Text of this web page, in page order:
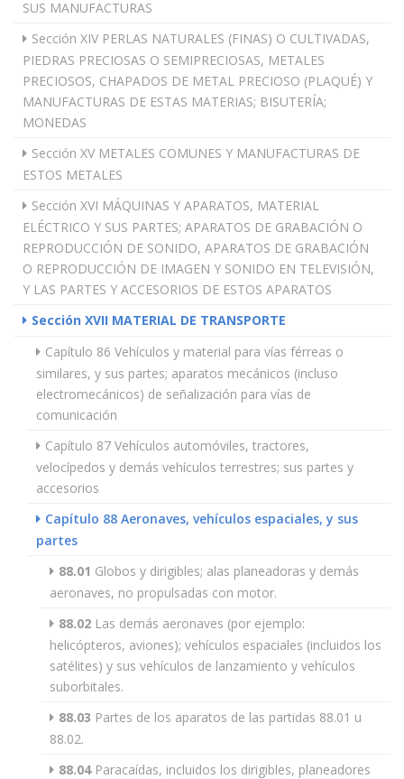
SUS MANUFACTURAS
Sección XIV PERLAS NATURALES (FINAS) O CULTIVADAS,
PIEDRAS PRECIOSAS O SEMIPRECIOSAS, METALES
PRECIOSOS, CHAPADOS DE METAL PRECIOSO (PLAQUÉ) Y
MANUFACTURAS DE ESTAS MATERIAS; BISUTERÍA;
MONEDAS
Sección XV METALES COMUNES Y MANUFACTURAS DE
ESTOS METALES
Sección XVI MÁQUINAS Y APARATOS, MATERIAL
ELÉCTRICO Y SUS PARTES; APARATOS DE GRABACIÓN O
REPRODUCCIÓN DE SONIDO, APARATOS DE GRABACIÓN
O REPRODUCCIÓN DE IMAGEN Y SONIDO EN TELEVISIÓN,
Y LAS PARTES Y ACCESORIOS DE ESTOS APARATOS
Sección XVII MATERIAL DE TRANSPORTE
Capítulo 86 Vehículos y material para vías férreas o
similares, y sus partes; aparatos mecánicos (incluso
electromecánicos) de señalización para vías de
comunicación
Capítulo 87 Vehículos automóviles, tractores,
velocípedos y demás vehículos terrestres; sus partes y
accesorios
Capítulo 88 Aeronaves, vehículos espaciales, y sus
partes
88.01 Globos y dirigibles; alas planeadoras y demás
aeronaves, no propulsadas con motor.
88.02 Las demás aeronaves (por ejemplo:
helicópteros, aviones); vehículos espaciales (incluidos los
satélites) y sus vehículos de lanzamiento y vehículos
suborbitales.
88.03 Partes de los aparatos de las partidas 88.01 u
88.02.
88.04Paracaídas, incluidos los dirigibles, planeadores